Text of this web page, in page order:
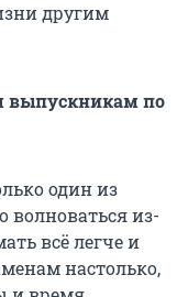
другим
выпускникам по
один из
волноваться из-
всё легче и
настолько,